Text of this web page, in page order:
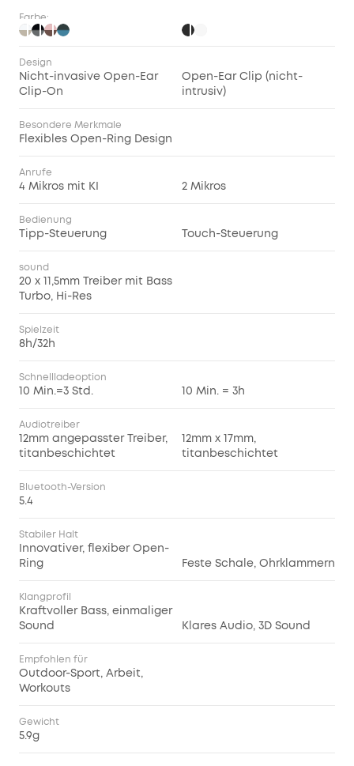
Farbe:
Design
Nicht-invasive Open-Ear
Clip-On
Open-Ear Clip (nicht-
intrusiv)
Besondere Merkmale
Flexibles Open-Ring Design
Anrufe
4 Mikros mit KI 2 Mikros
Bedienung
Tipp-Steuerung Touch-Steuerung
sound
20 x 11,5mm Treiber mit Bass
Turbo, Hi-Res
Spielzeit
8h/32h
Schnellladeoption
10 Min.=3 Std. 10 Min. = 3h
Audiotreiber
12mm angepasster Treiber,
titanbeschichtet
12mm x 17mm,
titanbeschichtet
Bluetooth-Version
5.4
Stabiler Halt
Innovativer, flexiber Open-
Ring
Feste Schale, Ohrklammern
Klangprofil
Kraftvoller Bass, einmaliger
Sound
Klares Audio, 3D Sound
Empfohlen für
Outdoor-Sport, Arbeit,
Workouts
Gewicht
5.9g